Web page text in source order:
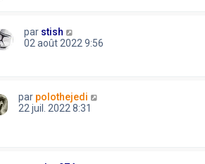
par stish
02 août 2022 9:56
par polothejedi
22 juil. 2022 8:31